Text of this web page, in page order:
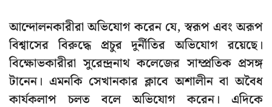
আন্দোলনকারীরা অভিযোগ করেন যে, স্বরূপ এবং অরূপ
বিশ্বাসের বিরুদ্ধে প্রচুর দুর্নীতির অভিযোগ রয়েছে।
বিক্ষোভকারীরা সুরেন্দ্রনাথ কলেজের সাম্প্রতিক প্রসঙ্গ
টানেন। এমনকি সেখানকার ক্লাবে অশালীন বা অবৈধ
কার্যকলাপ চলত বলে অভিযোগ করেন। এদিকে